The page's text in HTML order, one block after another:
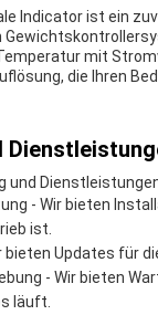
Indicator ist ein
mit
die Ihren
- Wir bieten
ist.
Updates für
- Wir bieten
läuft.